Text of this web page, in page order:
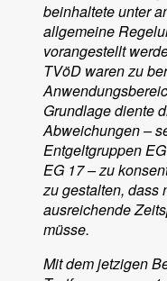
beinhaltete unter
allgemeine
vorangestellt
TVöD waren zu
Grundlage diente
Abweichungen –
Entgeltgruppen
EG 17 – zu
zu gestalten, dass
ausreichende
müsse.
Mit dem jetzigen